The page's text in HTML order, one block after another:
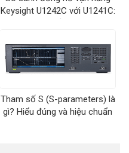
Keysight U1242C với U1241C:
Tham số S (S-parameters) là
gì? Hiểu đúng và hiệu chuẩn